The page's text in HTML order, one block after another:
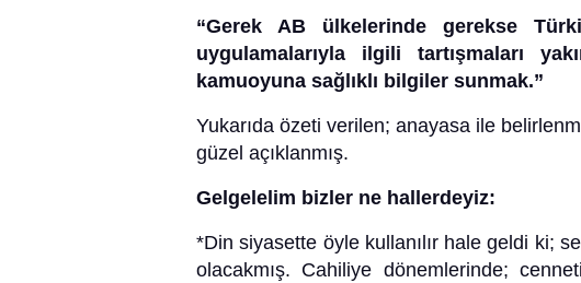
“Gerek AB ülkelerinde gerekse
uygulamalarıyla ilgili tartışmaları
kamuoyuna sağlıklı bilgiler sunmak.”
Yukarıda özeti verilen; anayasa ile
güzel açıklanmış.
Gelgelelim bizler ne hallerdeyiz:
*Din siyasette öyle kullanılır hale geldi ki;
olacakmış. Cahiliye dönemlerinde;